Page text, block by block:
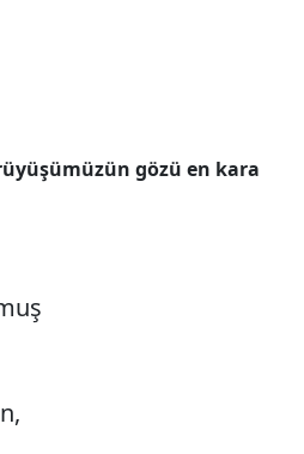
gözü en kara